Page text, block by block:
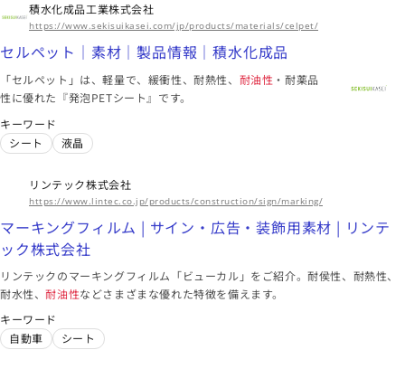
大阪府
株式会社ダイセル
式会社ダイセル
プラクセル FM3｜カプロラクトン誘導体｜スマートSBU｜株
式会社ダイセル
プラクセル FM2D｜カプロラクトン誘導体｜スマートSBU｜株
式会社ダイセル
シート フィルム
アジア、北米、欧州
このメーカーに絞り込む（17）
東京都
三菱ケミカル株式会社
ポリエステル系可塑剤 | 製品情報｜三菱ケミカル株式会社
塩化ビニル樹脂コンパウンド ビニカ™ / Vinika™ | 製品情報｜
積水化成品工業株式会社
https://www.sekisuikasei.com/jp/products/materials/celpet/
セルペット｜素材｜製品情報｜積水化成品
「セルペット」は、軽量で、緩衝性、耐熱性、 耐油性 ・耐薬品
性に優れた『発泡PETシート』です。
キーワード
シート
液晶
リンテック株式会社
https://www.lintec.co.jp/products/construction/sign/marking/
マーキングフィルム | サイン・広告・装飾用素材 | リンテ
ック株式会社
リンテックのマーキングフィルム「ビューカル」をご紹介。耐侯性、耐熱性、
耐水性、耐油性などさまざまな優れた特徴を備えます。
キーワード
自動車
シート